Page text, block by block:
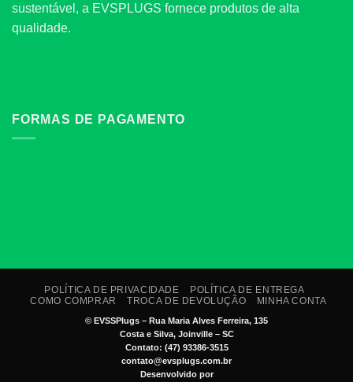
sustentável, a EVSPLUGS fornece produtos de alta
qualidade.
FORMAS DE PAGAMENTO
POLÍTICA DE PRIVACIDADE
POLÍTICA DE ENTREGA
COMO COMPRAR
TROCA DE DEVOLUÇÃO MINHA CONTA
© EVSSPlugs – Rua Maria Alves Ferreira, 135
Costa e Silva, Joinville – SC
Contato: (47) 93386-3515
contato@evsplugs.com.br
Desenvolvido por